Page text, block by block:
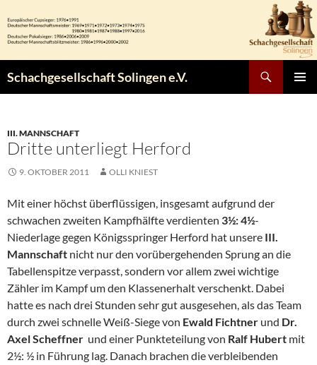
Inhalt
springen
Schachgesellschaft Solingen e.V.
III. MANNSCHAFT
Dritte unterliegt Herford
9. OKTOBER 2011 OLLI KNIEST
Mit einer höchst überflüssigen, insgesamt aufgrund der
schwachen zweiten Kampfhälfte verdienten 3½: 4½-
Niederlage gegen Königsspringer Herford hat unsere III.
Mannschaft nicht nur den vorübergehenden Sprung an die
Tabellenspitze verpasst, sondern vor allem zwei wichtige
Zähler im Kampf um den Klassenerhalt verschenkt. Dabei
hatte es nach drei Stunden sehr gut ausgesehen, als das Team
durch zwei schnelle Weiß-Siege von Ewald Fichtner und Dr.
AxelScheffner und einer Punkteteilung von Ralf Hubert mit
2½: ½ in Führung lag. Danach brachen die verbleibenden